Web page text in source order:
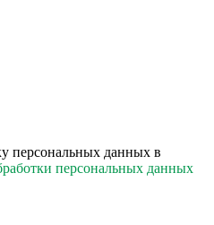
персональных данных в
персональных данных